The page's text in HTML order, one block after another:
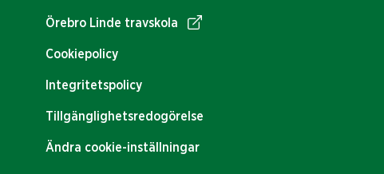
Örebro Linde travskola
Cookiepolicy
Integritetspolicy
Tillgänglighetsredogörelse
Ändra cookie-inställningar